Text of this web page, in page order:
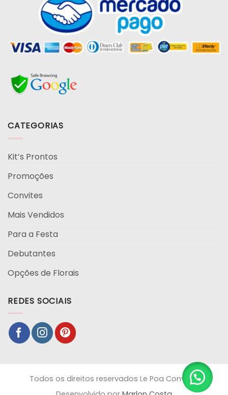
CATEGORIAS
Kit’s Prontos
Promoções
Convites
Mais Vendidos
Para a Festa
Debutantes
Opções de Florais
REDES SOCIAIS
Todos os direitos reservados Le Poa Convites